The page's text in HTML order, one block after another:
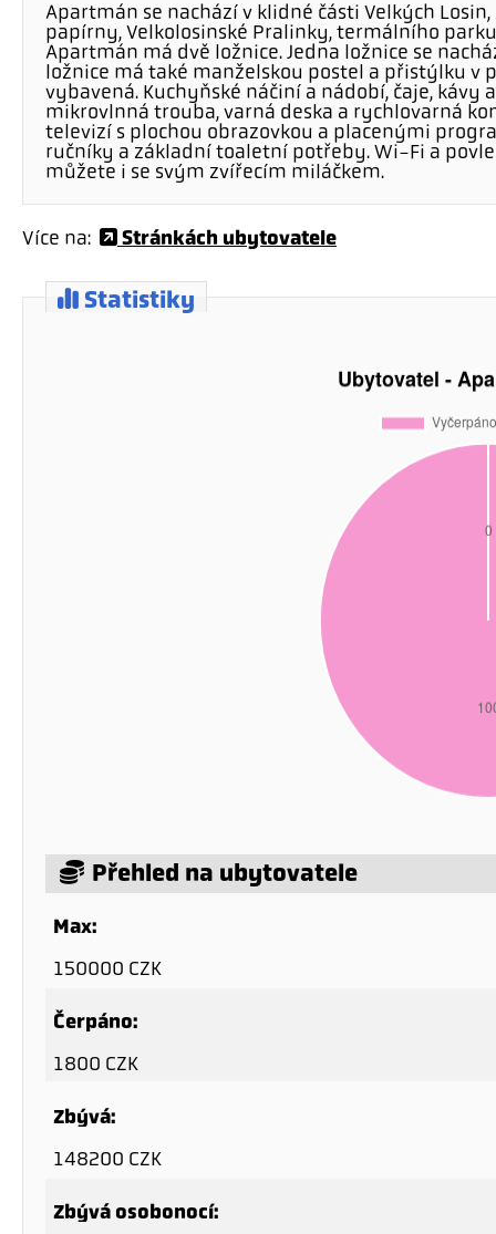
Apartmán se nachází v klidné části Velkých
papírny, Velkolosinské Pralinky, termálního
Apartmán má dvě ložnice. Jedna ložnice se
ložnice má také manželskou postel a přistýlku v
vybavená. Kuchyňské náčiní a nádobí, čaje, kávy
mikrovlnná trouba, varná deska a rychlovarná
televizí s plochou obrazovkou a placenými
ručníky a základní toaletní potřeby. Wi-Fi a
můžete i se svým zvířecím miláčkem.
Více na: Stránkách ubytovatele
Statistiky
Přehled na ubytovatele
Max:
150000 CZK
Čerpáno:
1800 CZK
Zbývá:
148200 CZK
Zbývá osobonocí: